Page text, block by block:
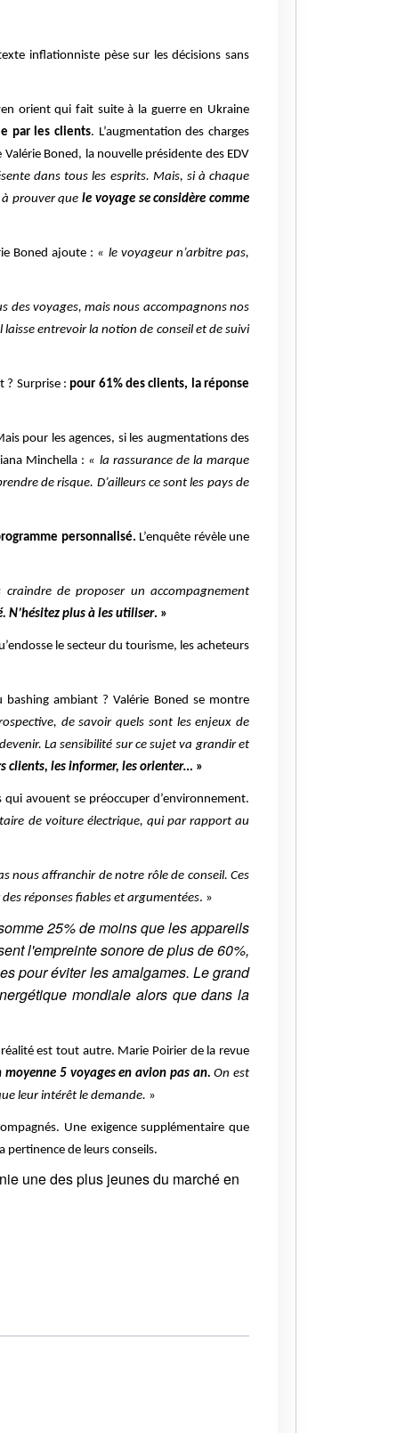
inflationniste pèse sur les décisions sans
orient qui fait suite à la guerre en Ukraine
par les clients. L’augmentation des charges
Boned, la nouvelle présidente des EDV
dans tous les esprits. Mais, si à chaque
prouver que le voyage se considère comme
Boned ajoute : « le voyageur n’arbitre pas,
des voyages, mais nous accompagnons nos
laisse entrevoir la notion de conseil et de suivi
? Surprise :pour 61% des clients, la réponse
pour les agences, si les augmentations des
Minchella : « la rassurance de la marque
de risque. D’ailleurs ce sont les pays de
personnalisé. L’enquête révèle une
de proposer un accompagnement
N’hésitez plus à les utiliser. »
le secteur du tourisme, les acheteurs
ambiant ? Valérie Boned se montre
de savoir quels sont les enjeux de
La sensibilité sur ce sujet va grandir et
clients, les informer, les orienter… »
avouent se préoccuper d’environnement.
de voiture électrique, qui par rapport au
nous affranchir de notre rôle de conseil. Ces
réponses fiables et argumentées. »
25% de moins que les appareils
l'empreinte sonore de plus de 60%,
pour éviter les amalgames. Le grand
mondiale alors que dans la
est tout autre. Marie Poirier de la revue
5 voyages en avion pas an.On est
leur intérêt le demande. »
Une exigence supplémentaire que
pertinence de leurs conseils.
une des plus jeunes du marché en